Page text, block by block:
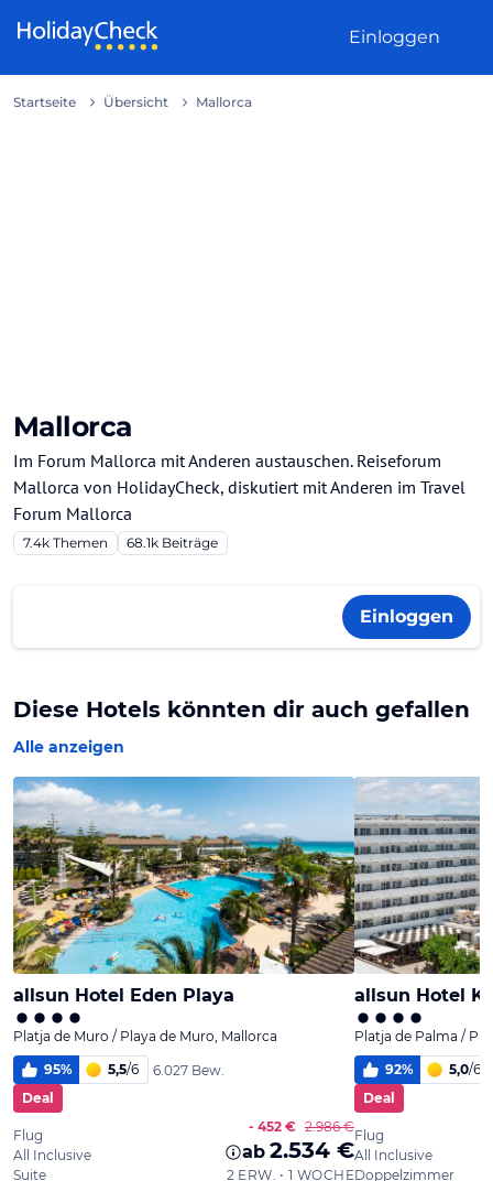
Einloggen
Startseite Übersicht Mallorca
Mallorca
Im Forum Mallorca mit Anderen austauschen. Reiseforum
Mallorca von HolidayCheck, diskutiert mit Anderen im Travel
Forum Mallorca
7.4k Themen 68.1k Beiträge
Einloggen